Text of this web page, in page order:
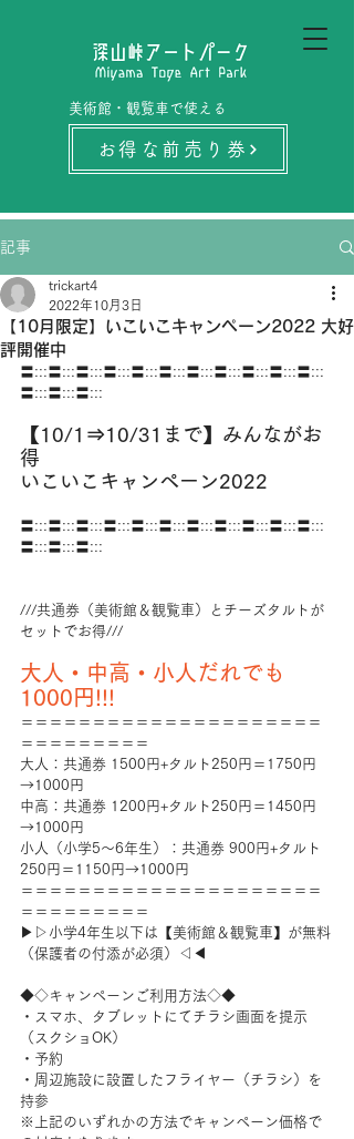
美術館・観覧車で使える
お得な前売り券
記事
【10月限定】いこいこキャンペーン2022 大好
評開催中
trickart4
2022年10月3日
〓:::〓:::〓:::〓:::〓:::〓:::〓:::〓:::〓:::〓:::〓:::
〓:::〓:::〓:::
【10/1⇒10/31まで】みんながお
得
いこいこキャンペーン2022
〓:::〓:::〓:::〓:::〓:::〓:::〓:::〓:::〓:::〓:::〓:::
〓:::〓:::〓:::
///共通券（美術館＆観覧車）とチーズタルトが
セットでお得///
大人・中高・小人だれでも
1000円!!!
＝＝＝＝＝＝＝＝＝＝＝＝＝＝＝＝＝＝＝＝＝
＝＝＝＝＝＝＝＝＝
大人：共通券 1500円+タルト250円＝1750円
→1000円
中高：共通券 1200円+タルト250円＝1450円
→1000円
小人（小学5～6年生）：共通券 900円+タルト
250円＝1150円→1000円
＝＝＝＝＝＝＝＝＝＝＝＝＝＝＝＝＝＝＝＝＝
＝＝＝＝＝＝＝＝＝
▶▷小学4年生以下は【美術館＆観覧車】が無料
（保護者の付添が必須）◁◀
◆◇キャンペーンご利用方法◇◆
・スマホ、タブレットにてチラシ画面を提示
（スクショOK）
・予約
・周辺施設に設置したフライヤー（チラシ）を
持参
※上記のいずれかの方法でキャンペーン価格で